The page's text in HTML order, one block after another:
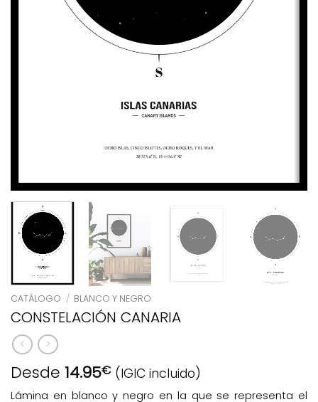
CATÁLOGO / BLANCO Y NEGRO
CONSTELACIÓN CANARIA
Desde 14.95€ (IGIC incluido)
Lámina en blanco y negro en la que se representa el